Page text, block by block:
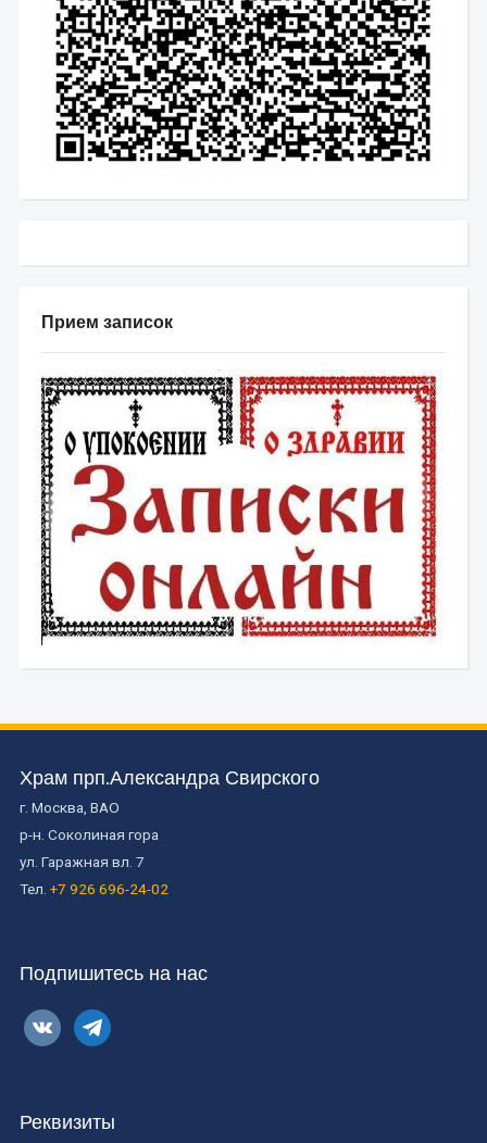
Прием записок
Храм прп.Александра Свирского
г. Москва, ВАО
р-н. Соколиная гора
ул. Гаражная вл. 7
Тел. +7 926 696-24-02
Подпишитесь на нас
vkontaktetelegram
Реквизиты